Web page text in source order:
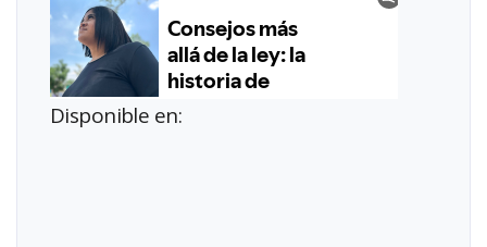
Disponible en: